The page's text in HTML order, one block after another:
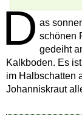
Das
schönen
gedeiht
Kalkboden. Es
im Halbschatten
Johanniskraut